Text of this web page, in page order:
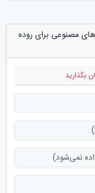
مصنوعی برای روده
بگذارید